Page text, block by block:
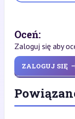
Oceń:
Zaloguj się aby
ZALOGUJ SIĘ